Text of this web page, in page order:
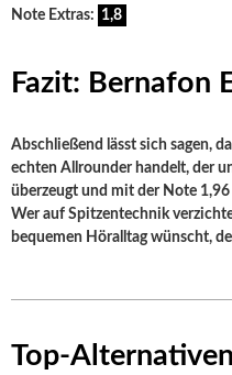
Note Extras: 1,8
Fazit: Bernafon
Abschließend lässt sich sagen,
echten Allrounder handelt, der
überzeugt und mit der Note
Wer auf Spitzentechnik
bequemen Höralltag wünscht,
Top-